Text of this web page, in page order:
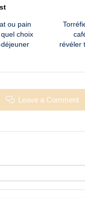
ou pain
choix
révéler
Leave a Comment